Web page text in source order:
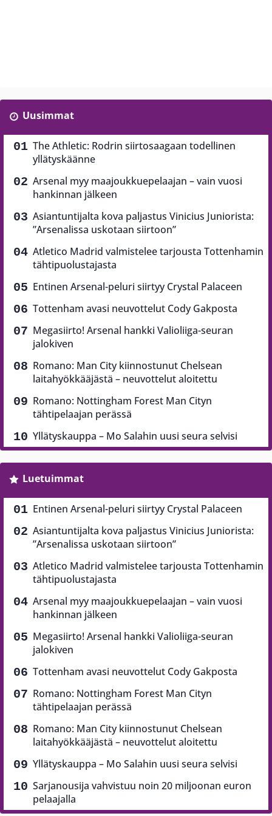
Uusimmat
The Athletic: Rodrin siirtosaagaan todellinen
yllätyskäänne
Arsenal myy maajoukkuepelaajan – vain vuosi
hankinnan jälkeen
Asiantuntijalta kova paljastus Vinicius Juniorista:
”Arsenalissa uskotaan siirtoon”
Atletico Madrid valmistelee tarjousta Tottenhamin
tähtipuolustajasta
Entinen Arsenal-peluri siirtyy Crystal Palaceen
Tottenham avasi neuvottelut Cody Gakposta
Megasiirto! Arsenal hankki Valioliiga-seuran
jalokiven
Romano: Man City kiinnostunut Chelsean
laitahyökkääjästä – neuvottelut aloitettu
Romano: Nottingham Forest Man Cityn
tähtipelaajan perässä
Yllätyskauppa – Mo Salahin uusi seura selvisi
Luetuimmat
Entinen Arsenal-peluri siirtyy Crystal Palaceen
Asiantuntijalta kova paljastus Vinicius Juniorista:
”Arsenalissa uskotaan siirtoon”
Atletico Madrid valmistelee tarjousta Tottenhamin
tähtipuolustajasta
Arsenal myy maajoukkuepelaajan – vain vuosi
hankinnan jälkeen
Megasiirto! Arsenal hankki Valioliiga-seuran
jalokiven
Tottenham avasi neuvottelut Cody Gakposta
Romano: Nottingham Forest Man Cityn
tähtipelaajan perässä
Romano: Man City kiinnostunut Chelsean
laitahyökkääjästä – neuvottelut aloitettu
Yllätyskauppa – Mo Salahin uusi seura selvisi
Sarjanousija vahvistuu noin 20 miljoonan euron
pelaajalla